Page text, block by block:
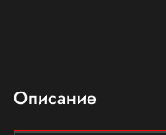
Описание